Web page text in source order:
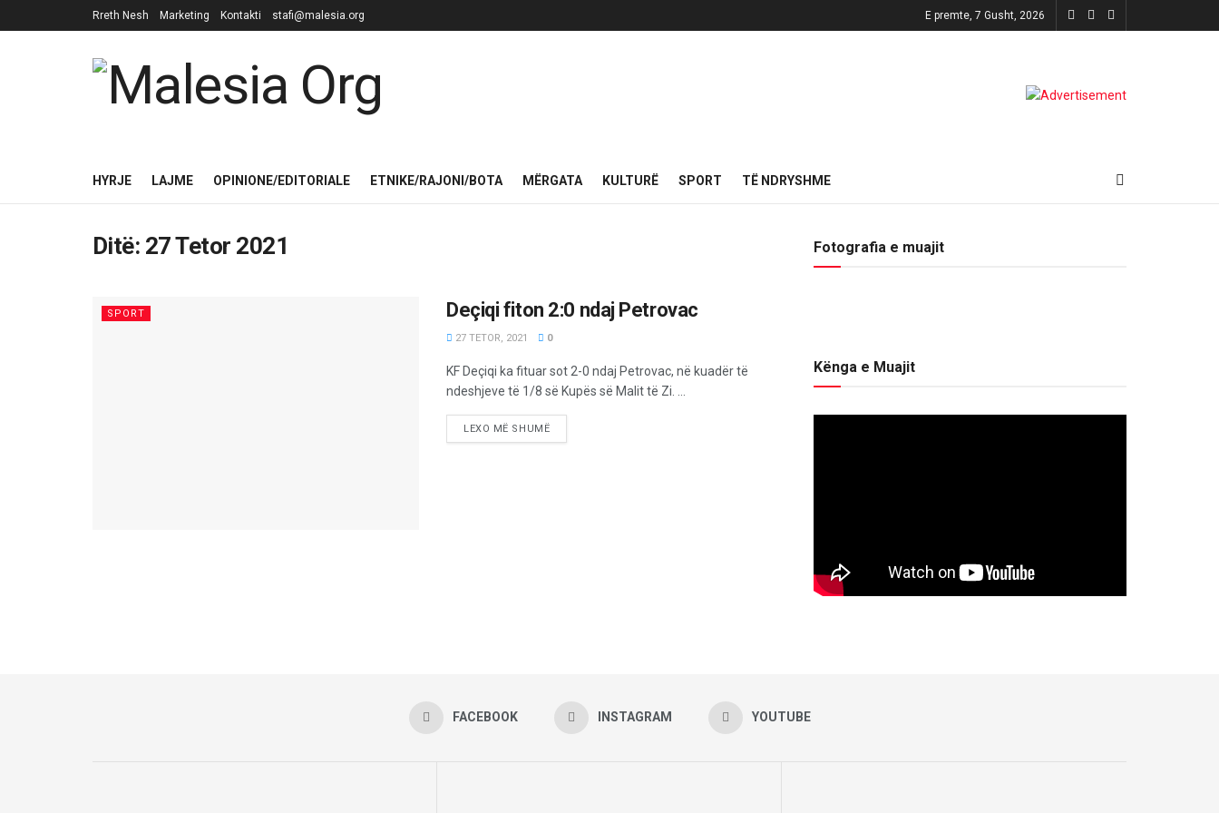
Rreth Nesh Marketing Kontakti stafi@malesia.org E premte, 7 Gusht, 2026
HYRJE LAJME OPINIONE/EDITORIALE ETNIKE/RAJONI/BOTA MËRGATA KULTURË SPORT TË NDRYSHME
Ditë: 27 Tetor 2021
SPORT Deçiqi fiton 2:0 ndaj Petrovac
27 TETOR, 2021 0
KF Deçiqi ka fituar sot 2-0 ndaj Petrovac, në kuadër të
ndeshjeve të 1/8 së Kupës së Malit të Zi. ...
LEXO MË SHUMË
Fotografia e muajit
Kënga e Muajit
FACEBOOK INSTAGRAM YOUTUBE